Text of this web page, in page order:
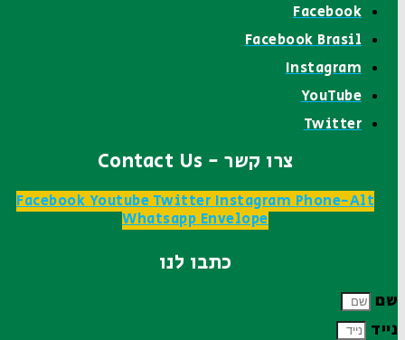
Facebook
Facebook Brasil
Instagram
YouTube
Twitter
צרו קשר - Contact Us
FacebookYoutubeTwitterInstagramPhone-Alt
WhatsappEnvelope
כתבו לנו
שם
נייד